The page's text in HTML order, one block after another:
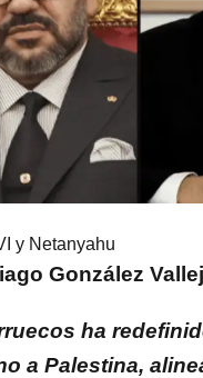
y Netanyahu
González
ha
a Palestina,